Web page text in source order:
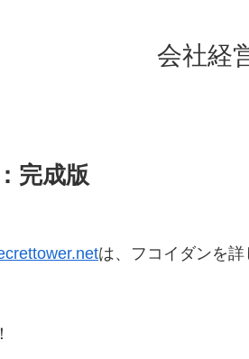
会社経
完成版
は、フコイダンを